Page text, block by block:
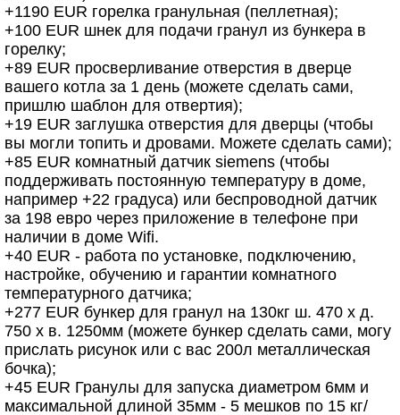
+1190 EUR горелка гранульная (пеллетная);
+100 EUR шнек для подачи гранул из бункера в
горелку;
+89 EUR просверливание отверстия в дверце
вашего котла за 1 день (можете сделать сами,
пришлю шаблон для отвертия);
+19 EUR заглушка отверстия для дверцы (чтобы
вы могли топить и дровами. Можете сделать сами);
+85 EUR комнатный датчик siemens (чтобы
поддерживать постоянную температуру в доме,
например +22 градуса) или беспроводной датчик
за 198 евро через приложение в телефоне при
наличии в доме Wifi.
+40 EUR - работа по установке, подключению,
настройке, обучению и гарантии комнатного
температурного датчика;
+277 EUR бункер для гранул на 130кг ш. 470 х д.
750 х в. 1250мм (можете бункер сделать сами, могу
прислать рисунок или с вас 200л металлическая
бочка);
+45 EUR Гранулы для запуска диаметром 6мм и
максимальной длиной 35мм - 5 мешков по 15 кг/